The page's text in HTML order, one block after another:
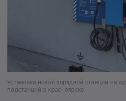
Установка новой зарядной станции на
подстанций в Красноярске